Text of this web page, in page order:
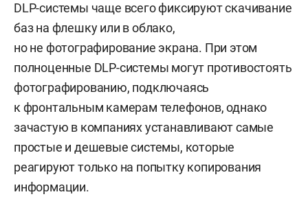
DLP-системы чаще всего фиксируют скачивание
баз на флешку или в облако,
но не фотографирование экрана. При этом
полноценные DLP-системы могут противостоять
фотографированию, подключаясь
к фронтальным камерам телефонов, однако
зачастую в компаниях устанавливают самые
простые и дешевые системы, которые
реагируют только на попытку копирования
информации.